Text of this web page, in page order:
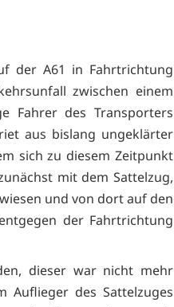
der A61 in Fahrtrichtung
zwischen einem
Fahrer des Transporters
aus bislang ungeklärter
sich zu diesem Zeitpunkt
mit dem Sattelzug,
und von dort auf den
der Fahrtrichtung
dieser war nicht mehr
Auflieger des Sattelzuges